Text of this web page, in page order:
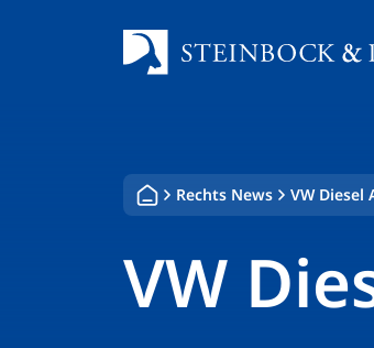
Rechts News VW Diesel
VW